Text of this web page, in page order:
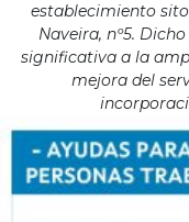
establecimiento
Naveira, nº5.
significativa a la
mejora del